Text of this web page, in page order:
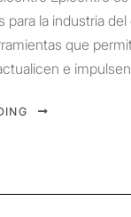
para la industria
que
e